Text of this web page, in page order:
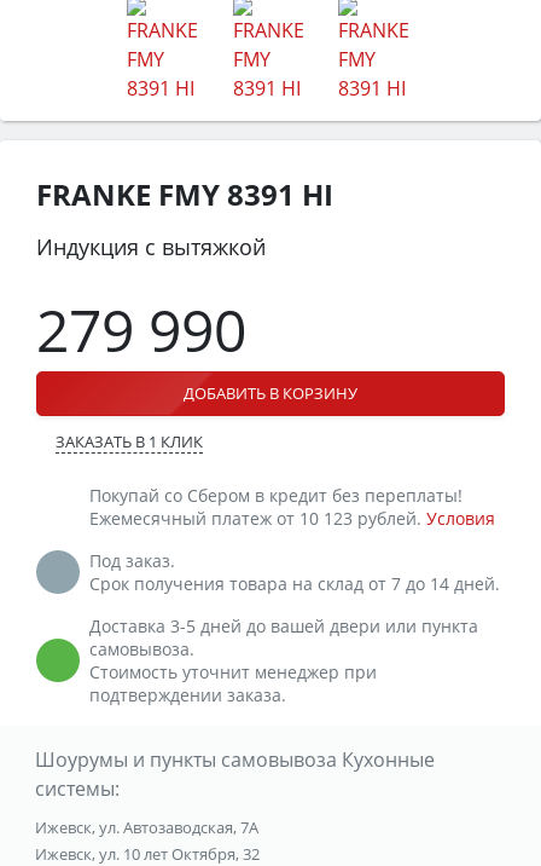
FRANKE FMY 8391 HI
Индукция с вытяжкой
279 990
ДОБАВИТЬ В КОРЗИНУ
ЗАКАЗАТЬ В 1 КЛИК
Покупай со Сбером в кредит без переплаты!
Ежемесячный платеж от 10 123 рублей. Условия
Под заказ.
Срок получения товара на склад от 7 до 14 дней.
Доставка 3-5 дней до вашей двери или пункта
самовывоза.
Стоимость уточнит менеджер при
подтверждении заказа.
Шоурумы и пункты самовывоза Кухонные
системы:
Ижевск, ул. Автозаводская, 7А
Ижевск, ул. 10 лет Октября, 32